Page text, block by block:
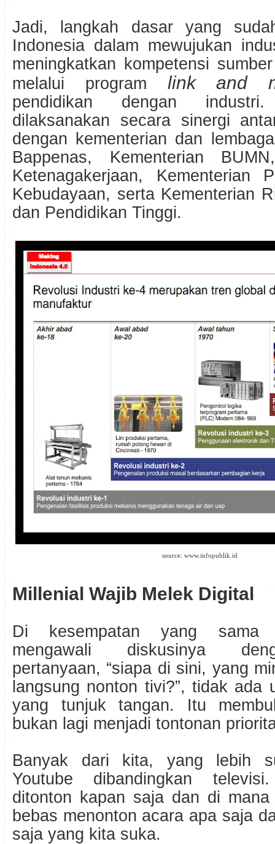
Jadi, langkah dasar yang
Indonesia dalam mewujukan
meningkatkan kompetensi
melalui program link and
pendidikan dengan
dilaksanakan secara sinergi
dengan kementerian dan
Bappenas, Kementerian
Ketenagakerjaan, Kementerian
Kebudayaan, serta Kementerian
dan Pendidikan Tinggi.
source: www.infopublik.id
Millenial Wajib Melek Digital
Di kesempatan yang sama
mengawali diskusinya
pertanyaan, “siapa di sini, yang
langsung nonton tivi?”, tidak ada
yang tunjuk tangan. Itu
bukan lagi menjadi tontonan
Banyak dari kita, yang lebih
Youtube dibandingkan
ditonton kapan saja dan di
bebas menonton acara apa saja
saja yang kita suka.